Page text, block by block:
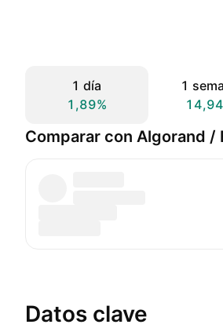
1 día
1,89%
1
Comparar con Algorand /
Datos clave